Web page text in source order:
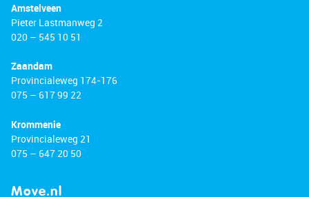
Amstelveen
Pieter Lastmanweg 2
020 – 545 10 51
Zaandam
Provincialeweg 174-176
075 – 617 99 22
Krommenie
Provincialeweg 21
075 – 647 20 50
Move.nl